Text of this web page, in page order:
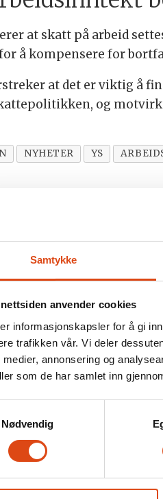
Samtykke
nettsiden anvender cookies
informasjonskapsler for å gi
trafikken vår. Vi deler
medier, annonsering og
som de har samlet inn
Nødvendig
at skatt på arbeid
å kompensere for
at det er viktig å
og
NYHETER YS
skadet etter